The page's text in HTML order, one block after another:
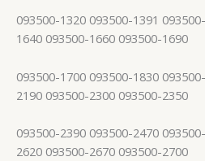
093500-1320 093500-1391
1640 093500-1660 093500-1690
093500-1700 093500-1830
2190 093500-2300 093500-2350
093500-2390 093500-2470
2620 093500-2670 093500-2700